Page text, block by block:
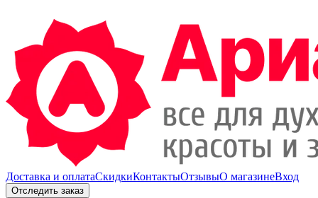
Доставка и оплатаСкидкиКонтактыОтзывыО магазинеВход
Отследить заказ